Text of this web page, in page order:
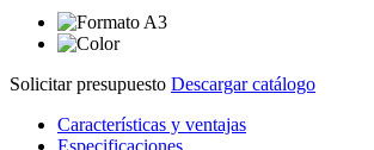
Solicitar presupuesto Descargar catálogo
Características y ventajas